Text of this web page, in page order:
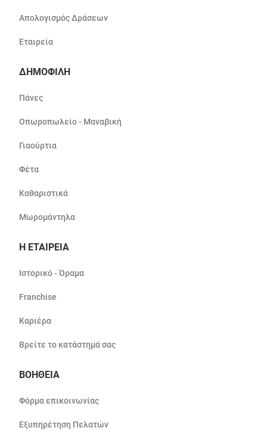
Απολογισμός Δράσεων
Εταιρεία
ΔΗΜΟΦΙΛΗ
Πάνες
Οπωροπωλείο - Μαναβική
Γιαούρτια
Φέτα
Καθαριστικά
Μωρομάντηλα
Η ΕΤΑΙΡΕΙΑ
Ιστορικό - Όραμα
Franchise
Καριέρα
Βρείτε το κατάστημά σας
ΒΟΗΘΕΙΑ
Φόρμα επικοινωνίας
Εξυπηρέτηση Πελατών